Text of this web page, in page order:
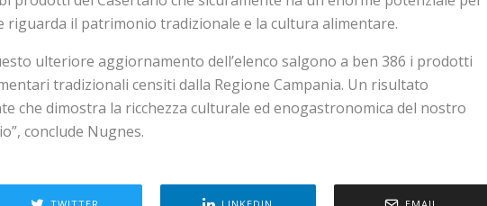
riguarda il patrimonio tradizionale e la cultura alimentare.
ulteriore aggiornamento dell’elenco salgono a ben 386 i prodotti
tradizionali censiti dalla Regione Campania. Un risultato
che dimostra la ricchezza culturale ed enogastronomica del nostro
conclude Nugnes.